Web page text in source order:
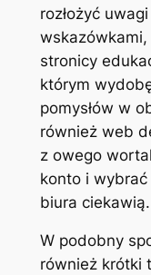
rozłożyć
stronicy
którym
pomysłów w
również web
z owego
konto i
biura ciekawią.
W podobny
również krótki